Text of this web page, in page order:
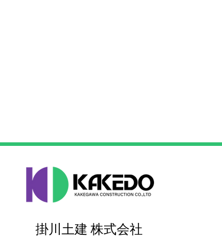
掛川土建 株式会社